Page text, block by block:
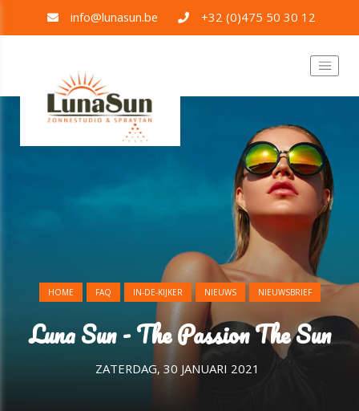
info@lunasun.be +32 (0)475 50 30 12
HOME FAQ IN-DE-KIJKER NIEUWS NIEUWSBRIEF
Luna Sun - The Passion The Sun
ZATERDAG, 30 JANUARI 2021